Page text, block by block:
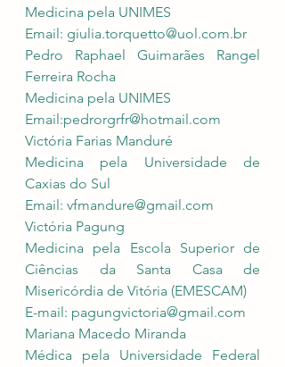
Medicina pela UNIMES
Email: giulia.torquetto@uol.com.br
Pedro Raphael Guimarães Rangel
Ferreira Rocha
Medicina pela UNIMES
Email:pedrorgrfr@hotmail.com
Victória Farias Manduré
Medicina pela Universidade de
Caxias do Sul
Email: vfmandure@gmail.com
Victória Pagung
Medicina pela Escola Superior de
Ciências da Santa Casa de
Misericórdia de Vitória (EMESCAM)
E-mail: pagungvictoria@gmail.com
Mariana Macedo Miranda
Médica pela Universidade Federal